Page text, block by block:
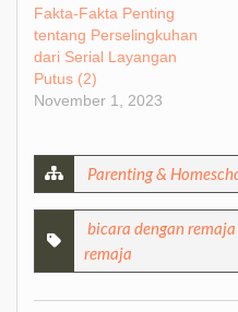
Fakta-Fakta Penting
tentang Perselingkuhan
dari Serial Layangan
Putus (2)
November 1, 2023
Parenting &
bicara dengan remaja
remaja